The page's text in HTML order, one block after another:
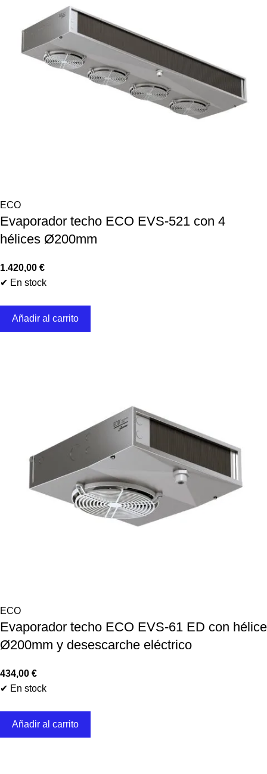
ECO
Evaporador techo ECO EVS-521 con 4
hélices Ø200mm
1.420,00 €
✔ En stock
Añadir al carrito
ECO
Evaporador techo ECO EVS-61 ED con hélice
Ø200mm y desescarche eléctrico
434,00 €
✔ En stock
Añadir al carrito